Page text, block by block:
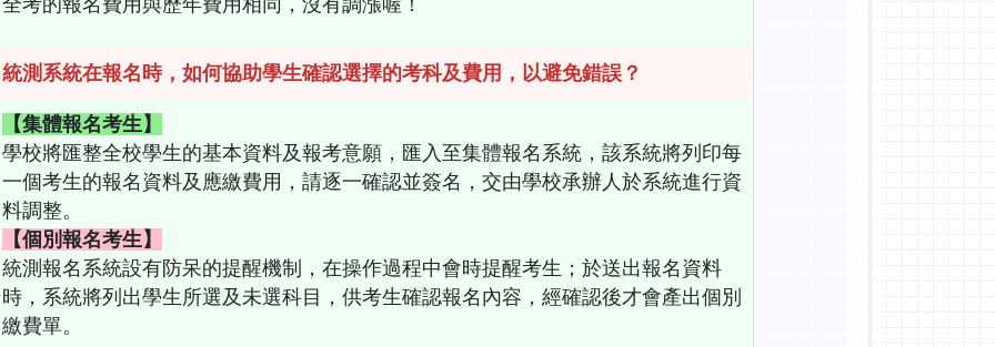
全考的報名費用與歷年費用相同，沒有調漲喔！
測系統在報名時，如何協助學生確認選擇的考科及費用，以避免錯誤？
【集體報名考生】
學校將匯整全校學生的基本資料及報考意願，匯入至集體報名系統，該系統將列印每
一個考生的報名資料及應繳費用，請逐一確認並簽名，交由學校承辦人於系統進行資
料調整。
【個別報名考生】
統測報名系統設有防呆的提醒機制，在操作過程中會時提醒考生；於送出報名資料
時，系統將列出學生所選及未選科目，供考生確認報名內容，經確認後才會產出個別
繳費單。